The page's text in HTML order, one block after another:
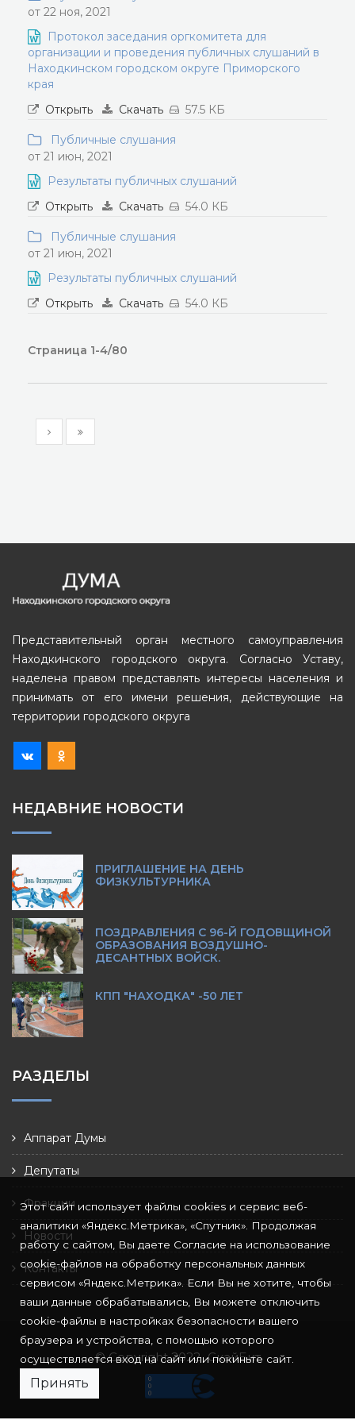
от 22 ноя, 2021
Протокол заседания оргкомитета для
организации и проведения публичных слушаний в
Находкинском городском округе Приморского
края
Открыть
Скачать 57.5 КБ
Публичные слушания
от 21 июн, 2021
Результаты публичных слушаний
Открыть
Скачать 54.0 КБ
Публичные слушания
от 21 июн, 2021
Результаты публичных слушаний
Открыть
Скачать 54.0 КБ
Страница 1-4/80
Представительный орган местного самоуправления
Находкинского городского округа. Согласно Уставу,
наделена правом представлять интересы населения и
принимать от его имени решения, действующие на
территории городского округа
НЕДАВНИЕ НОВОСТИ
ПРИГЛАШЕНИЕ НА ДЕНЬ
ФИЗКУЛЬТУРНИКА
ПОЗДРАВЛЕНИЯ С 96-Й ГОДОВЩИНОЙ
ОБРАЗОВАНИЯ ВОЗДУШНО-
ДЕСАНТНЫХ ВОЙСК.
КПП "НАХОДКА" -50 ЛЕТ
РАЗДЕЛЫ
Аппарат Думы
Депутаты
Фракции
Новости
Контакты
© Copyright 2022 СкайБит
Этот сайт использует файлы cookies и сервис веб-
аналитики «Яндекс.Метрика», «Спутник». Продолжая
работу с сайтом, Вы даете Согласие на использование
cookie-файлов на обработку персональных данных
сервисом «Яндекс.Метрика». Если Вы не хотите, чтобы
ваши данные обрабатывались, Вы можете отключить
cookie-файлы в настройках безопасности вашего
браузера и устройства, с помощью которого
осуществляется вход на сайт или покиньте сайт.
Принять